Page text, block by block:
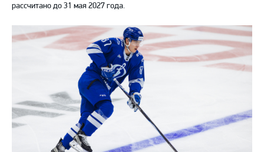
рассчитано до 31 мая 2027 года.